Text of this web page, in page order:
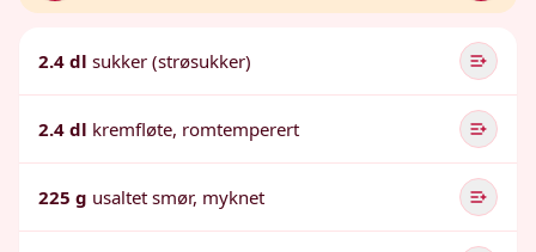
2.4 dl sukker (strøsukker)
2.4 dl kremfløte, romtemperert
225 g usaltet smør, myknet